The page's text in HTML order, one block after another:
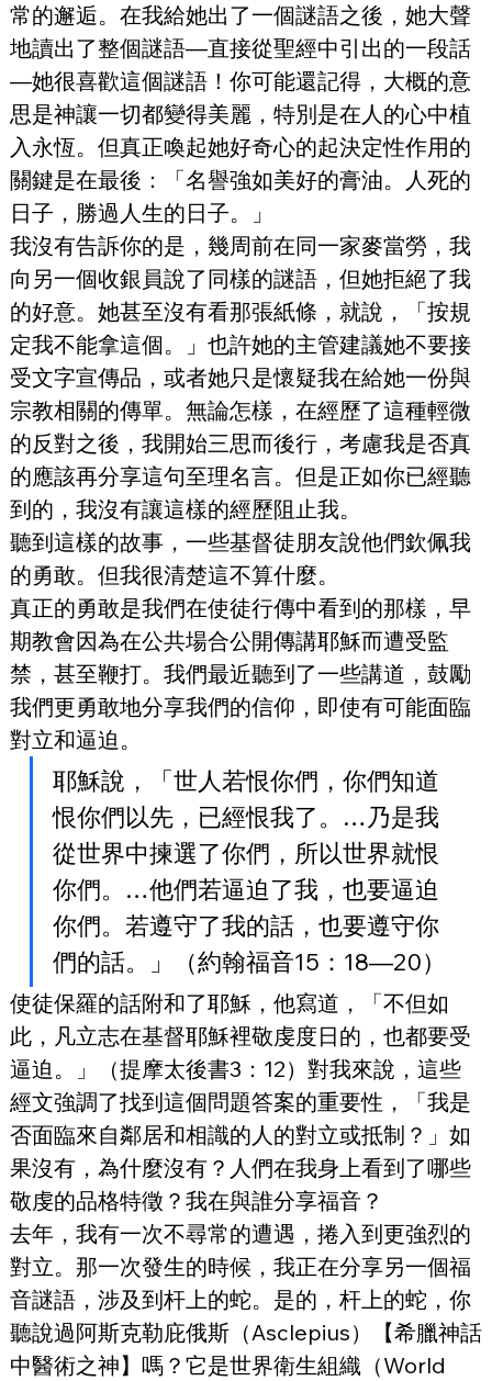
常的邂逅。在我給她出了一個謎語之後，她大聲
地讀出了整個謎語—直接從聖經中引出的一段話
—她很喜歡這個謎語！你可能還記得，大概的意
思是神讓一切都變得美麗，特別是在人的心中植
入永恆。但真正喚起她好奇心的起決定性作用的
關鍵是在最後：「名譽強如美好的膏油。人死的
日子，勝過人生的日子。」
我沒有告訴你的是，幾周前在同一家麥當勞，我
向另一個收銀員說了同樣的謎語，但她拒絕了我
的好意。她甚至沒有看那張紙條，就說，「按規
定我不能拿這個。」也許她的主管建議她不要接
受文字宣傳品，或者她只是懷疑我在給她一份與
宗教相關的傳單。無論怎樣，在經歷了這種輕微
的反對之後，我開始三思而後行，考慮我是否真
的應該再分享這句至理名言。但是正如你已經聽
到的，我沒有讓這樣的經歷阻止我。
聽到這樣的故事，一些基督徒朋友說他們欽佩我
的勇敢。但我很清楚這不算什麼。
真正的勇敢是我們在使徒行傳中看到的那樣，早
期教會因為在公共場合公開傳講耶穌而遭受監
禁，甚至鞭打。我們最近聽到了一些講道，鼓勵
我們更勇敢地分享我們的信仰，即使有可能面臨
對立和逼迫。
耶穌說，「世人若恨你們，你們知道
恨你們以先，已經恨我了。…乃是我
從世界中揀選了你們，所以世界就恨
你們。…他們若逼迫了我，也要逼迫
你們。若遵守了我的話，也要遵守你
們的話。」（約翰福音15：18—20）
使徒保羅的話附和了耶穌，他寫道，「不但如
此，凡立志在基督耶穌裡敬虔度日的，也都要受
逼迫。」（提摩太後書3：12）對我來說，這些
經文強調了找到這個問題答案的重要性，「我是
否面臨來自鄰居和相識的人的對立或抵制？」如
果沒有，為什麼沒有？人們在我身上看到了哪些
敬虔的品格特徵？我在與誰分享福音？
去年，我有一次不尋常的遭遇，捲入到更強烈的
對立。那一次發生的時候，我正在分享另一個福
音謎語，涉及到杆上的蛇。是的，杆上的蛇，你
聽說過阿斯克勒庇俄斯（Asclepius）【希臘神話
中醫術之神】嗎？它是世界衛生組織（World